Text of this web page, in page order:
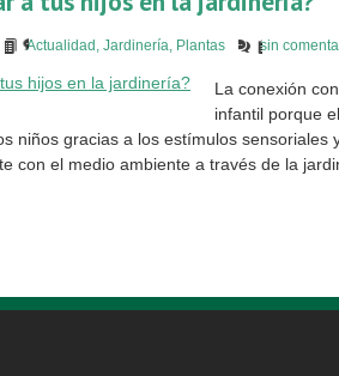
Actualidad , Jardinería, Plantas sin
La conexión
infantil porque
niños gracias a los estímulos sensoriales
con el medio ambiente a través de la